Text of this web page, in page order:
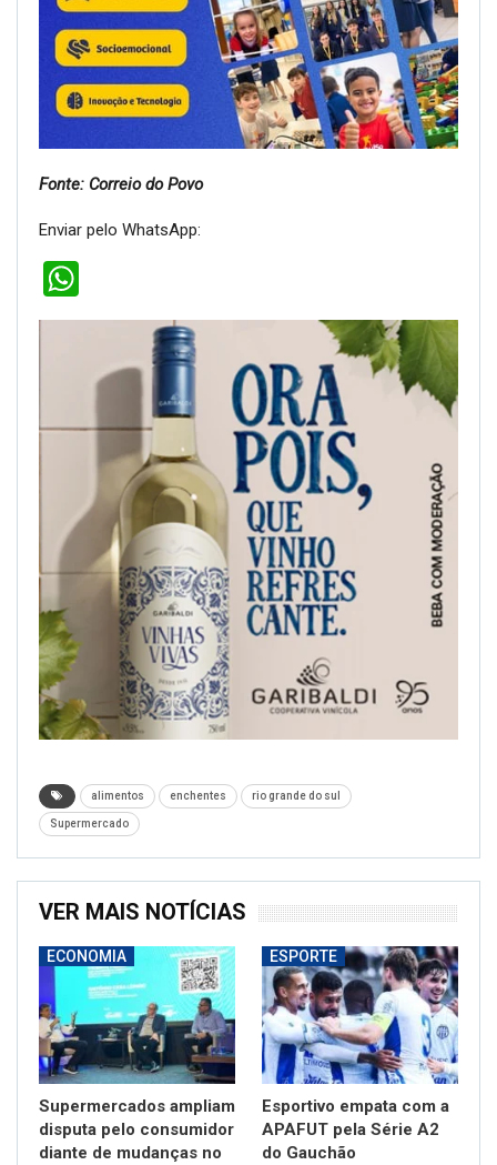
Fonte: Correio do Povo
Enviar pelo WhatsApp:
alimentos enchentes rio grande do sul
Supermercado
VER MAIS NOTÍCIAS
ECONOMIA
Supermercados ampliam
disputa pelo consumidor
diante de mudanças no
ESPORTE
Esportivo empata com a
APAFUT pela Série A2
do Gauchão